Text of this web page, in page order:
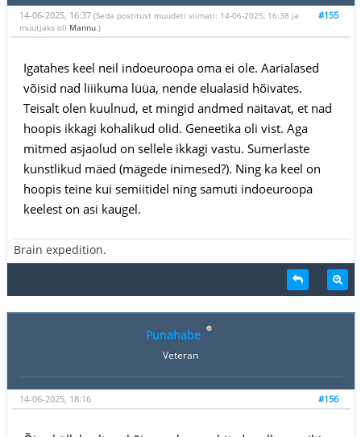
#155
14-06-2025, 16:37 (Seda postitust muudeti viimati: 14-06-2025, 16:38 ja
muutjaks oli Mannu.)
Igatahes keel neil indoeuroopa oma ei ole. Aarialased
võisid nad liiikuma lüüa, nende elualasid hõivates.
Teisalt olen kuulnud, et mingid andmed näitavat, et nad
hoopis ikkagi kohalikud olid. Geneetika oli vist. Aga
mitmed asjaolud on sellele ikkagi vastu. Sumerlaste
kunstlikud mäed (mägede inimesed?). Ning ka keel on
hoopis teine kui semiitidel ning samuti indoeuroopa
keelest on asi kaugel.
Brain expedition.
Punahabe
Veteran
#156
14-06-2025, 18:16